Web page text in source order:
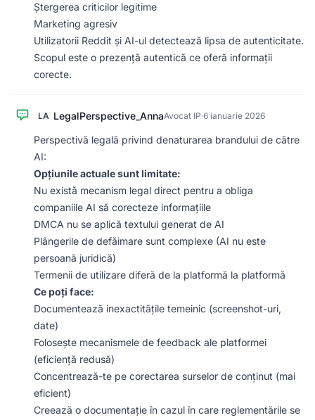
Ștergerea criticilor legitime
Marketing agresiv
Utilizatorii Reddit și AI-ul detectează lipsa de autenticitate.
Scopul este o prezență autentică ce oferă informații
corecte.
LA LegalPerspective_AnnaAvocat IP·6 ianuarie 2026
Perspectivă legală privind denaturarea brandului de către
AI:
Opțiunile actuale sunt limitate:
Nu există mecanism legal direct pentru a obliga
companiile AI să corecteze informațiile
DMCA nu se aplică textului generat de AI
Plângerile de defăimare sunt complexe (AI nu este
persoană juridică)
Termenii de utilizare diferă de la platformă la platformă
Ce poți face:
Documentează inexactitățile temeinic (screenshot-uri,
date)
Folosește mecanismele de feedback ale platformei
(eficiență redusă)
Concentrează-te pe corectarea surselor de conținut (mai
eficient)
Creează o documentație în cazul în care reglementările se